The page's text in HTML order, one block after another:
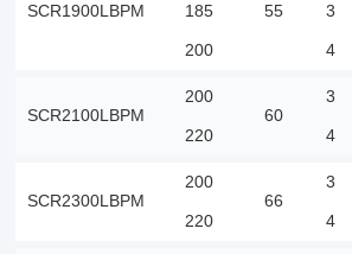
SCR1900LBPM 55
185
3
200
4
SCR2100LBPM
200
60
3
220
4
SCR2300LBPM
200
66
3
220
4